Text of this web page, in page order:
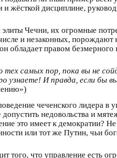
жёсткой дисциплине,
Чечни, их огромные
и незаконных, порождают
обладает правом безмерного
самых пор, пока вы не
И правда, если бы
чеченского лидера в
недовольства и
это имеет к демократии?
или тот же Путин, чьи
того, что управление есть